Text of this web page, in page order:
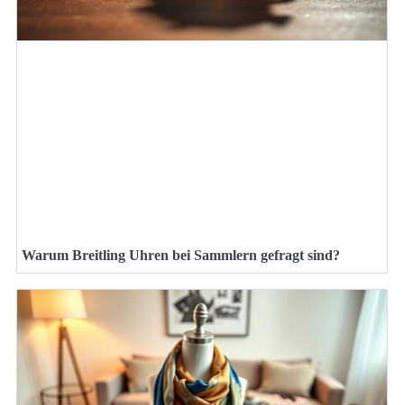
Warum Breitling Uhren bei Sammlern gefragt sind?